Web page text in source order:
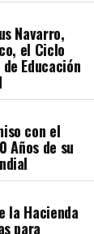
Navarro,
el Ciclo
Educación
con el
Años de su
la Hacienda
para